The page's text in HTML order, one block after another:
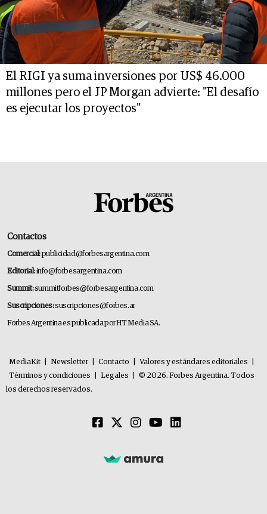
El RIGI ya suma inversiones por US$ 46.000
millones pero el JP Morgan advierte: "El desafío
es ejecutar los proyectos"
Contactos
Comercial:publicidad@forbesargentina.com
Editorial:info@forbesargentina.com
Summit:summitforbes@forbesargentina.com
Suscripciones:suscripciones@forbes.ar
Forbes Argentina es publicada por HT Media SA.
MediaKit Newsletter Contacto Valores y estándares editoriales
Términos y condiciones
Legales
© 2026. Forbes Argentina. Todos
los derechos reservados.